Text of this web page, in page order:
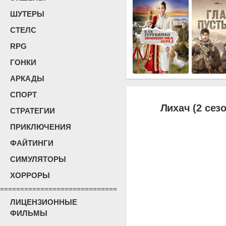
ШУТЕРЫ
СТЕЛС
RPG
ГОНКИ
АРКАДЫ
СПОРТ
СТРАТЕГИИ
ПРИКЛЮЧЕНИЯ
ФАЙТИНГИ
СИМУЛЯТОРЫ
ХОРРОРЫ
=============================
ЛИЦЕНЗИОННЫЕ
ФИЛЬМЫ
Лихач (2